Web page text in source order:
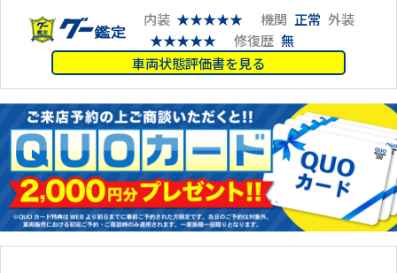
内装 ★★★★★ 機関 正常 外装
★★★★★
修復歴 無
車両状態評価書を見る